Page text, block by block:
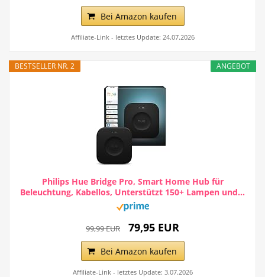
Bei Amazon kaufen
Affiliate-Link - letztes Update: 24.07.2026
ANGEBOT
BESTSELLER NR. 2
Philips Hue Bridge Pro, Smart Home Hub für
Beleuchtung, Kabellos, Unterstützt 150+ Lampen und...
99,99 EUR 79,95 EUR
Bei Amazon kaufen
Affiliate-Link - letztes Update: 3.07.2026